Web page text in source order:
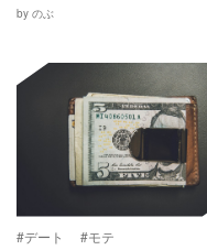
by のぶ
#デート #モテ